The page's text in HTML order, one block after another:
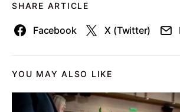
SHARE ARTICLE
Facebook X (Twitter)
YOU MAY ALSO LIKE